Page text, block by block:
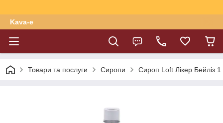
Kava-e
Товари та послуги Сиропи Сироп Loft Лікер Бейліз 1